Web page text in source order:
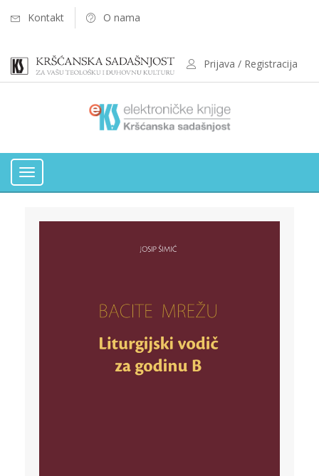
Kontakt O nama
Prijava / Registracija
Toggle